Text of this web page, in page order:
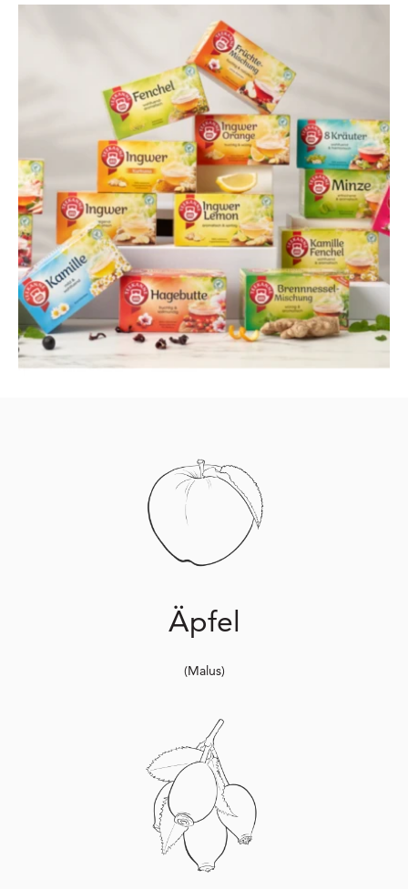
Äpfel
(Malus)